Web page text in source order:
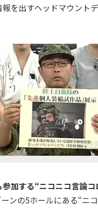
を出すヘッドマウント
加する“ニコニコ言論コ
ンの5ホールにある“ニ